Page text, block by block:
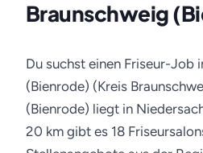
Braunschweig
Du suchst einen Friseur-Job
(Bienrode) (Kreis
(Bienrode) liegt in
20 km gibt es 18